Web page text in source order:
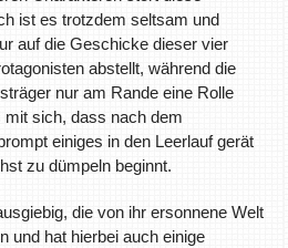
ist es trotzdem seltsam und
auf die Geschicke dieser vier
abstellt, während die
nur am Rande eine Rolle
mit sich, dass nach dem
einiges in den Leerlauf gerät
zu dümpeln beginnt.
die von ihr ersonnene Welt
und hat hierbei auch einige